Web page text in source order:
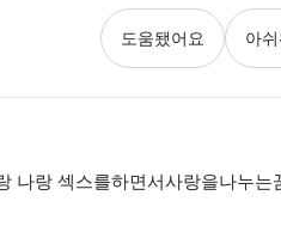
도움됐어요 아
나랑 섹스를하면서사랑을나누는